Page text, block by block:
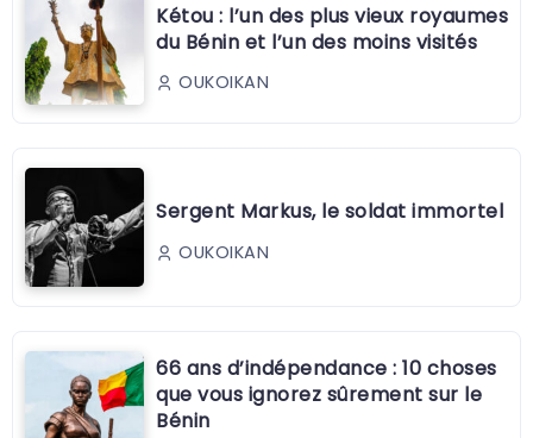
Kétou : l’un des plus vieux royaumes
du Bénin et l’un des moins visités
OUKOIKAN
Sergent Markus, le soldat immortel
OUKOIKAN
66 ans d’indépendance : 10 choses
que vous ignorez sûrement sur le
Bénin